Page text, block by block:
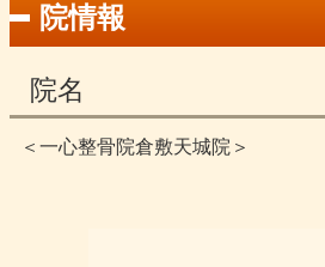
院情報
院名
＜一心整骨院倉敷天城院＞